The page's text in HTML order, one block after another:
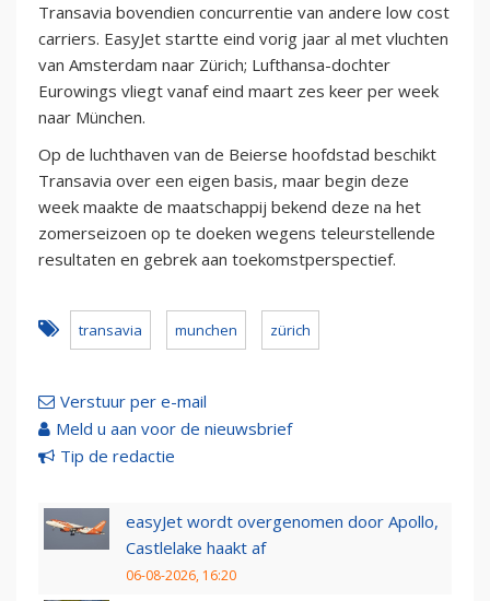
Transavia bovendien concurrentie van andere low cost
carriers. EasyJet startte eind vorig jaar al met vluchten
van Amsterdam naar Zürich; Lufthansa-dochter
Eurowings vliegt vanaf eind maart zes keer per week
naar München.
Op de luchthaven van de Beierse hoofdstad beschikt
Transavia over een eigen basis, maar begin deze
week maakte de maatschappij bekend deze na het
zomerseizoen op te doeken wegens teleurstellende
resultaten en gebrek aan toekomstperspectief.
transavia munchen zürich
Verstuur per e-mail
Meld u aan voor de nieuwsbrief
Tip de redactie
easyJet wordt overgenomen door Apollo,
Castlelake haakt af
06-08-2026, 16:20